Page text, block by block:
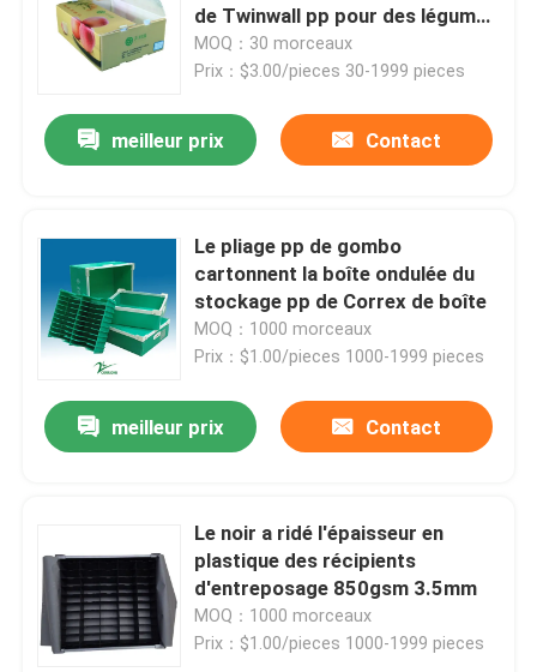
de Twinwall pp pour des légumes
fruits
MOQ：30 morceaux
Prix：$3.00/pieces 30-1999 pieces
meilleur prix Contact
Le pliage pp de gombo
cartonnent la boîte ondulée du
stockage pp de Correx de boîte
MOQ：1000 morceaux
Prix：$1.00/pieces 1000-1999 pieces
meilleur prix Contact
Le noir a ridé l'épaisseur en
plastique des récipients
d'entreposage 850gsm 3.5mm
MOQ：1000 morceaux
Prix：$1.00/pieces 1000-1999 pieces